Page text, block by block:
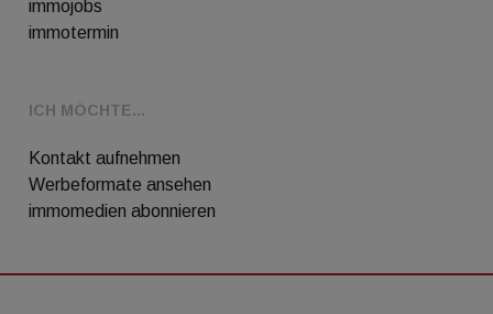
immojobs
immotermin
ICH MÖCHTE...
Kontakt aufnehmen
Werbeformate ansehen
immomedien abonnieren